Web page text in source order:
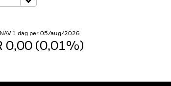
1 dag per 05/aug/2026
0,00 (0,01%)